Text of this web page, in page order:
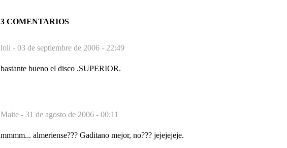
3 COMENTARIOS
loli - 03 de septiembre de 2006 - 22:49
bastante bueno el disco .SUPERIOR.
Maite - 31 de agosto de 2006 - 00:11
mmmm... almeriense??? Gaditano mejor, no??? jejejejeje.